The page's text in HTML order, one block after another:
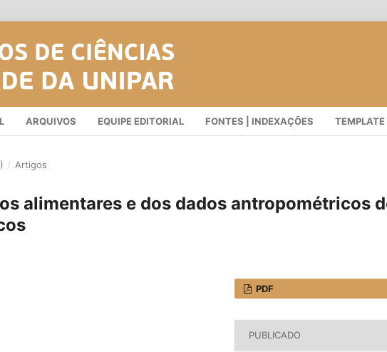
ARQUIVOS EQUIPE EDITORIAL FONTES | INDEXAÇÕES TEMPLATE
/ Artigos
alimentares e dos dados antropométricos
PDF
PUBLICADO